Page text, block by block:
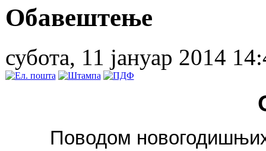
Обавештење
субота, 11 јануар 2014
Поводом новогодишњих